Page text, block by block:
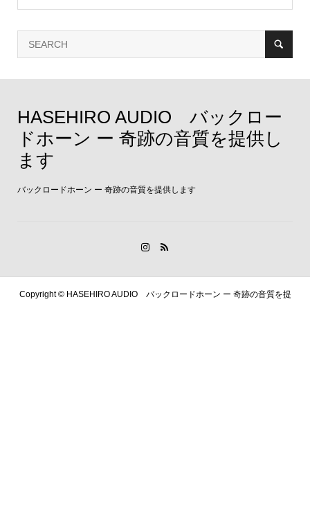
HASEHIRO AUDIO バックロー
ドホーン ー 奇跡の音質を提供し
ます
バックロードホーン ー 奇跡の音質を提供します
Copyright ©HASEHIRO AUDIO バックロードホーン ー 奇跡の音質を提